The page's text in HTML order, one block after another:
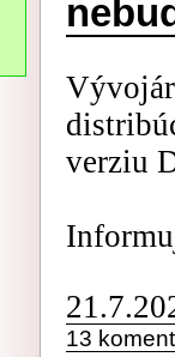
verziu
13